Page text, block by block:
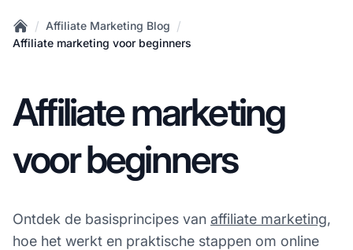
Home
/ Affiliate Marketing Blog /
Affiliate marketing voor beginners
Affiliate marketing
voor beginners
Ontdek de basisprincipes van affiliate marketing,
hoe het werkt en praktische stappen om online